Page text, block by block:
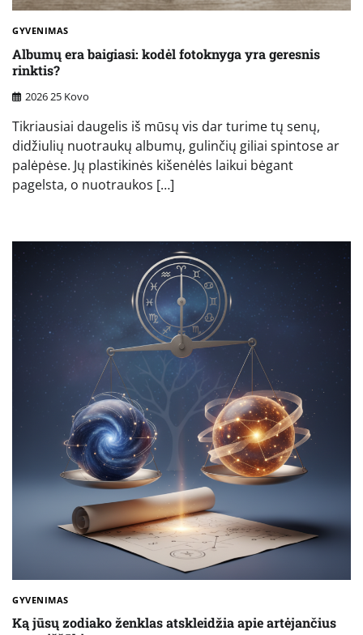
GYVENIMAS
Albumų era baigiasi: kodėl fotoknyga yra geresnis
rinktis?
2026 25 Kovo
Tikriausiai daugelis iš mūsų vis dar turime tų senų,
didžiulių nuotraukų albumų, gulinčių giliai spintose ar
palėpėse. Jų plastikinės kišenėlės laikui bėgant
pagelsta, o nuotraukos […]
GYVENIMAS
Ką jūsų zodiako ženklas atskleidžia apie artėjančius